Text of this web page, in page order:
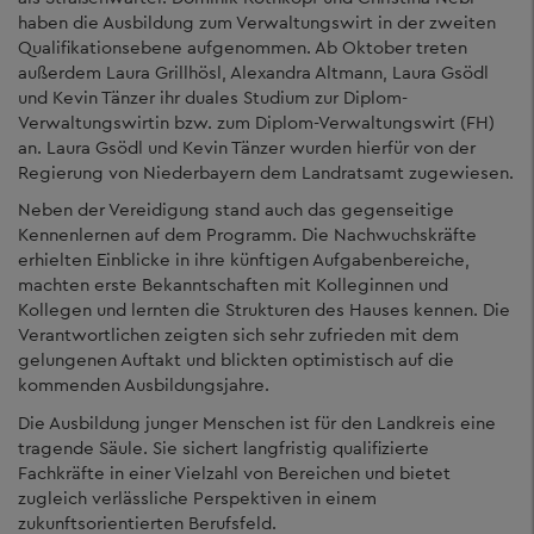
haben die Ausbildung zum Verwaltungswirt in der zweiten
Qualifikationsebene aufgenommen. Ab Oktober treten
außerdem Laura Grillhösl, Alexandra Altmann, Laura Gsödl
und Kevin Tänzer ihr duales Studium zur Diplom-
Verwaltungswirtin bzw. zum Diplom-Verwaltungswirt (FH)
an. Laura Gsödl und Kevin Tänzer wurden hierfür von der
Regierung von Niederbayern dem Landratsamt zugewiesen.
Neben der Vereidigung stand auch das gegenseitige
Kennenlernen auf dem Programm. Die Nachwuchskräfte
erhielten Einblicke in ihre künftigen Aufgabenbereiche,
machten erste Bekanntschaften mit Kolleginnen und
Kollegen und lernten die Strukturen des Hauses kennen. Die
Verantwortlichen zeigten sich sehr zufrieden mit dem
gelungenen Auftakt und blickten optimistisch auf die
kommenden Ausbildungsjahre.
Die Ausbildung junger Menschen ist für den Landkreis eine
tragende Säule. Sie sichert langfristig qualifizierte
Fachkräfte in einer Vielzahl von Bereichen und bietet
zugleich verlässliche Perspektiven in einem
zukunftsorientierten Berufsfeld.